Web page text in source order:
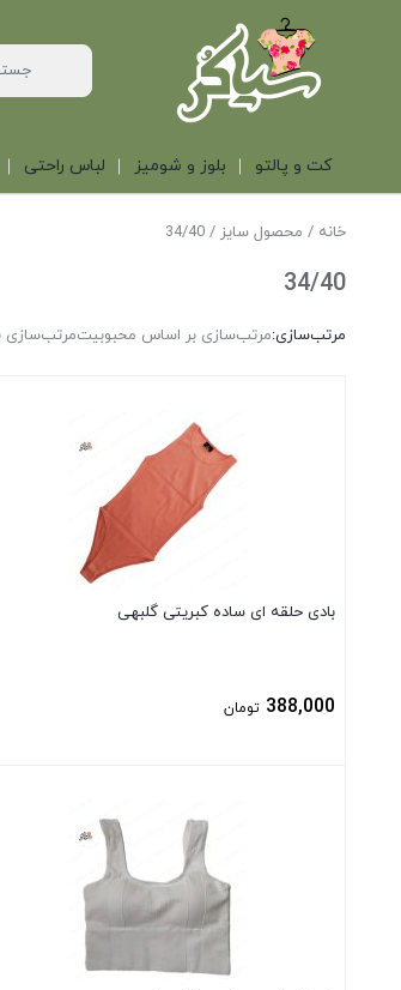
کت و پالتو بلوز و شومیز لباس راحتی
خانه / محصول سایز / 34/40
34/40
مرتب‌سازی:مرتب‌سازی بر اساس محبوبیتمرتب‌سازی
بادی حلقه ای ساده کبریتی گلبهی
388,000 تومان